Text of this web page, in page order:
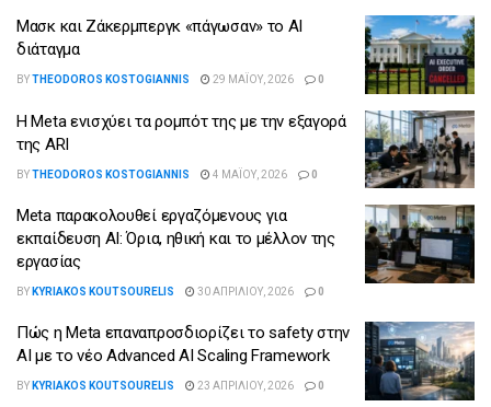
Μασκ και Ζάκερμπεργκ «πάγωσαν» το AI
διάταγμα
BYTHEODOROS KOSTOGIANNIS 29 ΜΑΪ́ΟΥ, 2026 0
Η Meta ενισχύει τα ρομπότ της με την εξαγορά
της ARI
BYTHEODOROS KOSTOGIANNIS 4 ΜΑΪ́ΟΥ, 2026 0
Meta παρακολουθεί εργαζόμενους για
εκπαίδευση AI: Όρια, ηθική και το μέλλον της
εργασίας
BY KYRIAKOS KOUTSOURELIS 30 ΑΠΡΙΛΊΟΥ, 2026 0
Πώς η Meta επαναπροσδιορίζει το safety στην
AI με το νέο Advanced AI Scaling Framework
BY KYRIAKOS KOUTSOURELIS 23 ΑΠΡΙΛΊΟΥ, 2026 0